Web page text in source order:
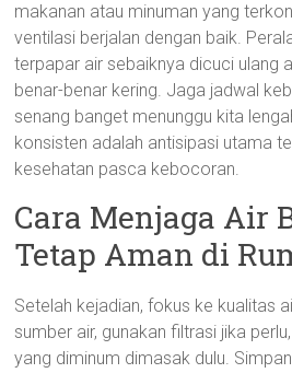
makanan atau minuman yang
ventilasi berjalan dengan baik.
terpapar air sebaiknya dicuci ulang
benar-benar kering. Jaga jadwal
senang banget menunggu kita
konsisten adalah antisipasi utama
kesehatan pasca kebocoran.
Cara Menjaga Air
Tetap Aman di
Setelah kejadian, fokus ke kualitas
sumber air, gunakan filtrasi jika
yang diminum dimasak dulu.